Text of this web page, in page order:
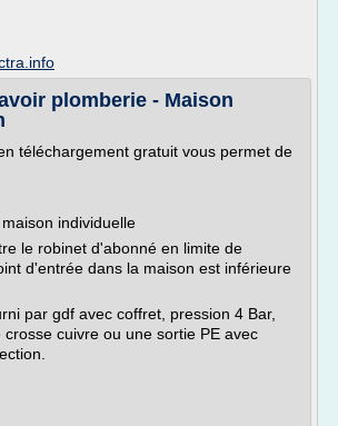
plomberie - Maison
téléchargement gratuit vous permet de
individuelle
le robinet d'abonné en limite de
d'entrée dans la maison est inférieure
par gdf avec coffret, pression 4 Bar,
cuivre ou une sortie PE avec